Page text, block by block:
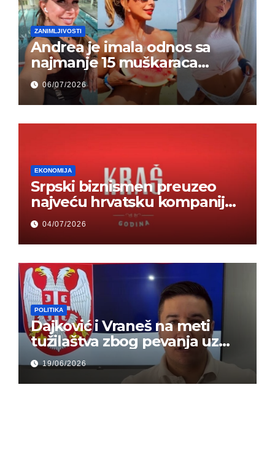
ZANIMLJIVOSTI
Andrea je imala odnos sa
najmanje 15 muškaraca
odjednom – „Doktor mi je
rekao…“ (FOTO)
06/07/2026
EKONOMIJA
Srpski biznismen preuzeo
najveću hrvatsku kompaniju i
ponos zemlje – Hrvati ne
mogu da veruju
04/07/2026
POLITIKA
Dajković i Vraneš na meti
tužilaštva zbog pevanja uz
gusle
19/06/2026